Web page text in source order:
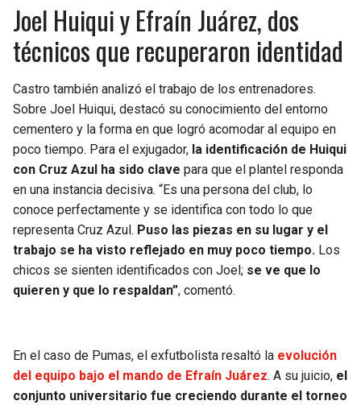
Joel Huiqui y Efraín Juárez, dos
técnicos que recuperaron identidad
Castro también analizó el trabajo de los entrenadores.
Sobre Joel Huiqui, destacó su conocimiento del entorno
cementero y la forma en que logró acomodar al equipo en
poco tiempo. Para el exjugador, la identificación de Huiqui
con Cruz Azul ha sido clave para que el plantel responda
en una instancia decisiva. “Es una persona del club, lo
conoce perfectamente y se identifica con todo lo que
representa Cruz Azul. Puso las piezas en su lugar y el
trabajo se ha visto reflejado en muy poco tiempo. Los
chicos se sienten identificados con Joel; se ve que lo
quieren y que lo respaldan”, comentó.
En el caso de Pumas, el exfutbolista resaltó la evolución
del equipo bajo el mando de Efraín Juárez. A su juicio, el
conjunto universitario fue creciendo durante el torneo